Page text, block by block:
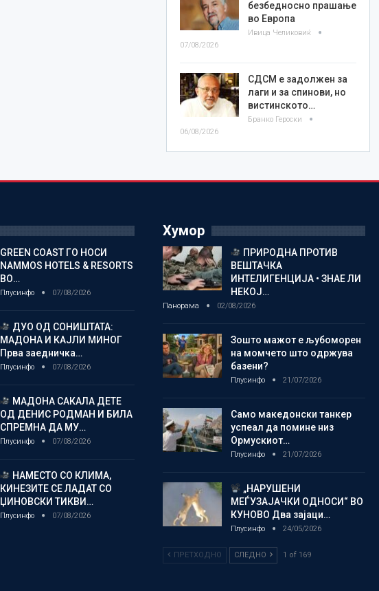
безбедносно прашање
во Европа
Ивица Челиковиќ
07/08/2026
СДСМ е задолжен за
лаги и за спинови, но
вистинското…
Бранко Героски
06/08/2026
GREEN COAST ГО НОСИ
NAMMOS HOTELS & RESORTS
ВО…
Плусинфо 07/08/2026
ДУО ОД СОНИШТАТА:
МАДОНА И КАЈЛИ МИНОГ
Прва заедничка…
Плусинфо 07/08/2026
МАДОНА САКАЛА ДЕТЕ
ОД ДЕНИС РОДМАН И БИЛА
СПРЕМНА ДА МУ…
Плусинфо 07/08/2026
НАМЕСТО СО КЛИМА,
КИНЕЗИТЕ СЕ ЛАДАТ СО
ЏИНОВСКИ ТИКВИ…
Плусинфо 07/08/2026
Хумор
ПРИРОДНА ПРОТИВ
ВЕШТАЧКА
ИНТЕЛИГЕНЦИЈА • ЗНАЕ ЛИ
НЕКОЈ…
Панорама 02/08/2026
Зошто мажот е љубоморен
на момчето што одржува
базени?
Плусинфо 21/07/2026
Само македонски танкер
успеал да помине низ
Ормускиот…
Плусинфо 21/07/2026
„НАРУШЕНИ
МЕЃУЗАЈАЧКИ ОДНОСИ“ ВО
КУНОВО Два зајаци…
Плусинфо 24/05/2026
ПРЕТХОДНО СЛЕДНО 1 of 169